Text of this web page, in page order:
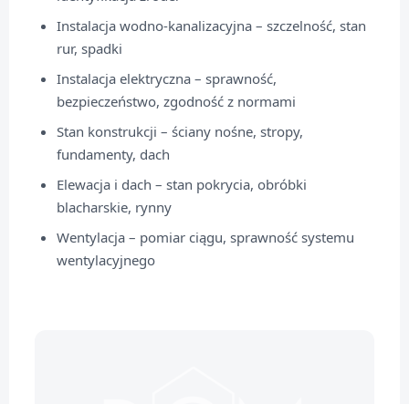
Instalacja wodno-kanalizacyjna – szczelność, stan
rur, spadki
Instalacja elektryczna – sprawność,
bezpieczeństwo, zgodność z normami
Stan konstrukcji – ściany nośne, stropy,
fundamenty, dach
Elewacja i dach – stan pokrycia, obróbki
blacharskie, rynny
Wentylacja – pomiar ciągu, sprawność systemu
wentylacyjnego